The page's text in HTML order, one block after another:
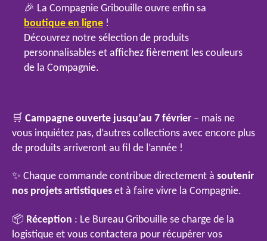
🎉 La Compagnie Gribouille ouvre enfin sa
boutique en ligne !
Découvrez notre sélection de produits
personnalisables et affichez fièrement les couleurs
de la Compagnie.
🛒 Campagne ouverte jusqu’au 7 février – mais ne
vous inquiétez pas, d’autres collections avec encore plus
de produits arriveront au fil de l’année !
✨ Chaque commande contribue directement à soutenir
nos projets artistiques et à faire vivre la Compagnie.
📦 Réception : Le Bureau Gribouille se charge de la
logistique et vous contactera pour récupérer vos